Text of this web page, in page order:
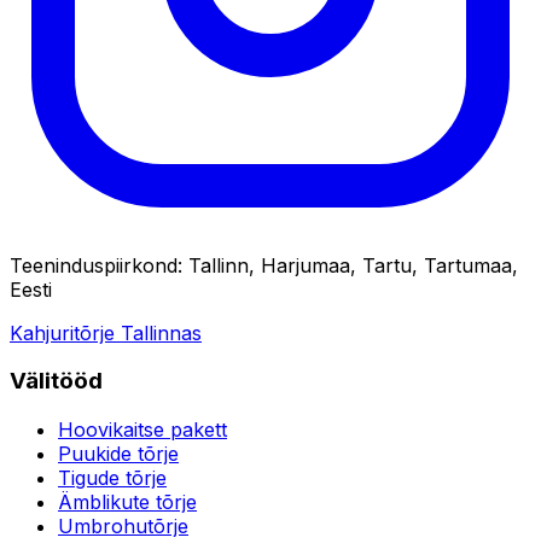
Teeninduspiirkond: Tallinn, Harjumaa, Tartu, Tartumaa,
Eesti
Kahjuritõrje Tallinnas
Välitööd
Hoovikaitse pakett
Puukide tõrje
Tigude tõrje
Ämblikute tõrje
Umbrohutõrje